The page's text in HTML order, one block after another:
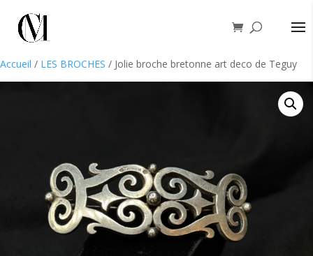
Accueil / LES BROCHES / Jolie broche bretonne art deco de Teguy